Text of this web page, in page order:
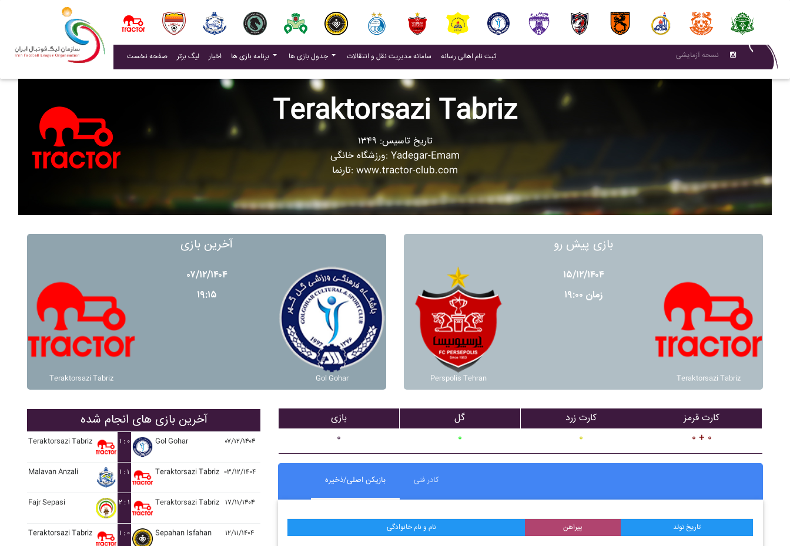
صفحه نخست لیگ برتر اخبار(current) برنامه بازی ها جدول بازی ها سامانه مدیریت نقل و انتقالات (current)
ثبت نام اهالی رسانه(current) نسحه آزمایشی
Teraktorsazi Tabriz
تاریخ تاسیس: ۱۳۴۹
ورزشگاه خانگی: Yadegar-Emam
تارنما: www.tractor-club.com
آخرین بازی
Teraktorsazi Tabriz
۰۷/۱۲/۱۴۰۴
۱۹:۱۵
Gol Gohar
بازی پیش رو
Perspolis Tehran
۱۵/۱۲/۱۴۰۴
زمان ۱۹:۰۰
Teraktorsazi Tabriz
آخرین بازی های انجام شده
Teraktorsazi Tabriz ۱ : ۰ Gol Gohar ۰۷/۱۲/۱۴۰۴
Malavan Anzali ۱ : ۱ Teraktorsazi Tabriz ۰۳/۱۲/۱۴۰۴
Fajr Sepasi ۲ : ۱ Teraktorsazi Tabriz ۱۷/۱۱/۱۴۰۴
Teraktorsazi Tabriz ۱ : ۰ Sepahan Isfahan ۱۲/۱۱/۱۴۰۴
بازی
۰
گل
۰
کارت زرد
۰
کارت قرمز
۰ + ۰
بازیکن اصلی/ذخیره کادر فنی
نام و نام خانوادگی پیراهن تاریخ تولد